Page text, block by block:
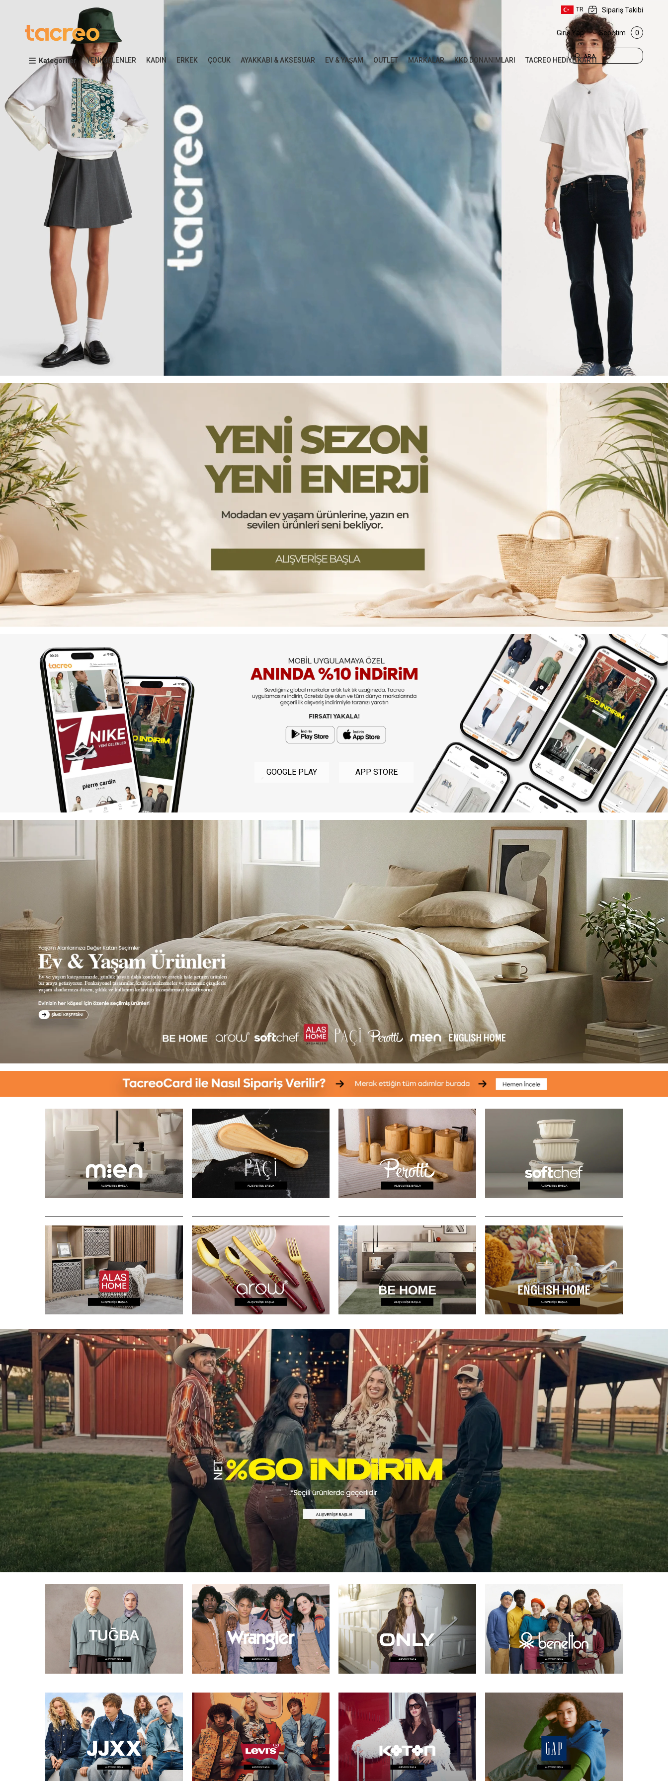
TR Sipariş Takibi
ARA
Giriş Yap Sepetim 0
Kategoriler YENİ GELENLER KADIN ERKEK ÇOCUK AYAKKABI & AKSESUAR EV & YAŞAM OUTLET MARKALAR KKD DONANIMLARI TACREO HEDİYE KARTI
GOOGLE PLAY APP STORE